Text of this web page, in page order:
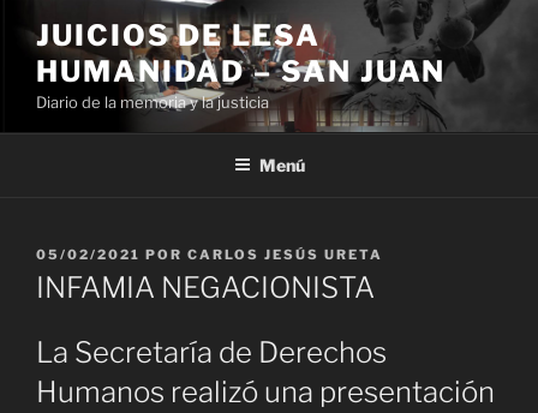
contenido
JUICIOS DE LESA
HUMANIDAD – SAN JUAN
Diario de la memoria y la justicia
Menú
PUBLICADO
EL
05/02/2021 POR CARLOS JESÚS URETA
INFAMIA NEGACIONISTA
La Secretaría de Derechos
Humanos realizó una presentación